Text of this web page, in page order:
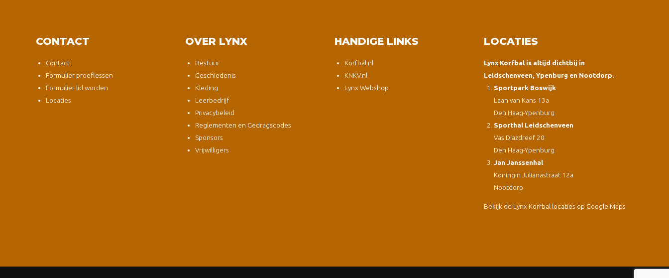
CONTACT
Contact
Formulier proeflessen
Formulier lid worden
Locaties
OVER LYNX
Bestuur
Geschiedenis
Kleding
Leerbedrijf
Privacybeleid
Reglementen en Gedragscodes
Sponsors
Vrijwilligers
HANDIGE LINKS
Korfbal.nl
KNKV.nl
Lynx Webshop
LOCATIES
Lynx Korfbal is altijd dichtbij in
Leidschenveen, Ypenburg en Nootdorp.
Sportpark Boswijk
Laan van Kans 13a
Den Haag-Ypenburg
Sporthal Leidschenveen
Vas Diazdreef 20
Den Haag-Ypenburg
Jan Janssenhal
Koningin Julianastraat 12a
Nootdorp
Bekijk de Lynx Korfbal locaties op Google Maps